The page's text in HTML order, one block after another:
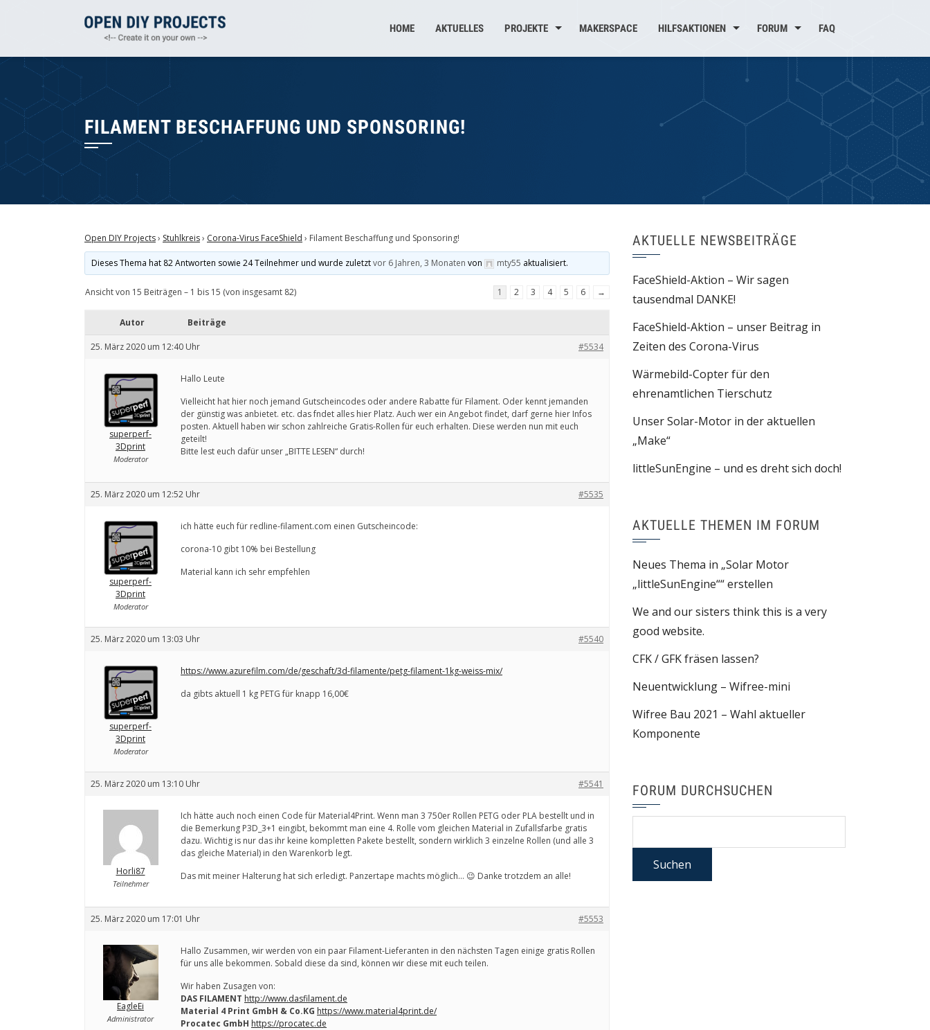
HOME AKTUELLES PROJEKTE MAKERSPACE HILFSAKTIONEN FORUM FAQ
FILAMENT BESCHAFFUNG UND SPONSORING!
Open DIY Projects› Stuhlkreis› Corona-Virus FaceShield › Filament Beschaffung und Sponsoring!
Dieses Thema hat 82 Antworten sowie 24 Teilnehmer und wurde zuletztvor 6 Jahren, 3 Monaten von mty55 aktualisiert.
Ansicht von 15 Beiträgen – 1 bis 15 (von insgesamt 82) 1 2 3 4 5 6 →
Autor Beiträge
25. März 2020 um 12:40 Uhr #5534
superperf-
3Dprint
Moderator
Hallo Leute
Vielleicht hat hier noch jemand Gutscheincodes oder andere Rabatte für Filament. Oder kennt jemanden
der günstig was anbietet. etc. das fndet alles hier Platz. Auch wer ein Angebot findet, darf gerne hier Infos
posten. Aktuell haben wir schon zahlreiche Gratis-Rollen für euch erhalten. Diese werden nun mit euch
geteilt!
Bitte lest euch dafür unser „BITTE LESEN“ durch!
25. März 2020 um 12:52 Uhr #5535
superperf-
3Dprint
Moderator
ich hätte euch für redline-filament.com einen Gutscheincode:
corona-10 gibt 10% bei Bestellung
Material kann ich sehr empfehlen
25. März 2020 um 13:03 Uhr #5540
superperf-
3Dprint
Moderator
https://www.azurefilm.com/de/geschaft/3d-filamente/petg-filament-1kg-weiss-mix/
da gibts aktuell 1 kg PETG für knapp 16,00€
25. März 2020 um 13:10 Uhr #5541
Horli87
Teilnehmer
Ich hätte auch noch einen Code für Material4Print. Wenn man 3 750er Rollen PETG oder PLA bestellt und in
die Bemerkung P3D_3+1 eingibt, bekommt man eine 4. Rolle vom gleichen Material in Zufallsfarbe gratis
dazu. Wichtig is nur das ihr keine kompletten Pakete bestellt, sondern wirklich 3 einzelne Rollen (und alle 3
das gleiche Material) in den Warenkorb legt.
Das mit meiner Halterung hat sich erledigt. Panzertape machts möglich… 😉 Danke trotzdem an alle!
25. März 2020 um 17:01 Uhr #5553
EagleEi
Administrator
Hallo Zusammen, wir werden von ein paar Filament-Lieferanten in den nächsten Tagen einige gratis Rollen
für uns alle bekommen. Sobald diese da sind, können wir diese mit euch teilen.
Wir haben Zusagen von:
DAS FILAMENT http://www.dasfilament.de
Material 4 Print GmbH & Co.KG https://www.material4print.de/
Procatec GmbH https://procatec.de
AKTUELLE NEWSBEITRÄGE
FaceShield-Aktion – Wir sagen
tausendmal DANKE!
FaceShield-Aktion – unser Beitrag in
Zeiten des Corona-Virus
Wärmebild-Copter für den
ehrenamtlichen Tierschutz
Unser Solar-Motor in der aktuellen
„Make“
littleSunEngine – und es dreht sich doch!
AKTUELLE THEMEN IM FORUM
Neues Thema in „Solar Motor
„littleSunEngine““ erstellen
We and our sisters think this is a very
good website.
CFK / GFK fräsen lassen?
Neuentwicklung – Wifree-mini
Wifree Bau 2021 – Wahl aktueller
Komponente
FORUM DURCHSUCHEN